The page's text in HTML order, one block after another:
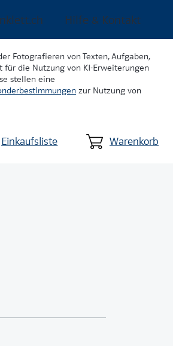
Hilfe & Kontakt
Fotografieren von Texten, Aufgaben,
für die Nutzung von KI-Erweiterungen
stellen eine
zur Nutzung von
Einkaufsliste Warenkorb